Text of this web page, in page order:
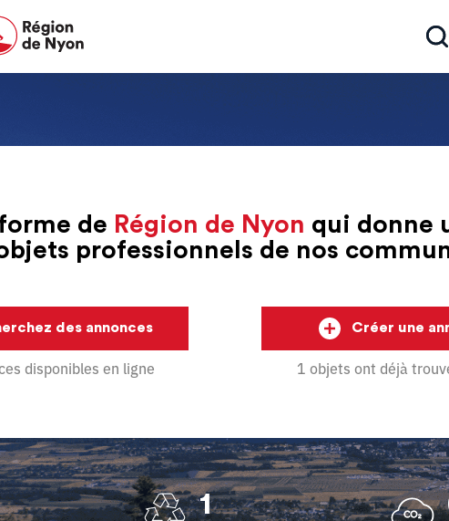
de Région de Nyon qui donne
professionnels de nos
des annonces
disponibles en ligne
Créer une
1 objets ont déjà
1